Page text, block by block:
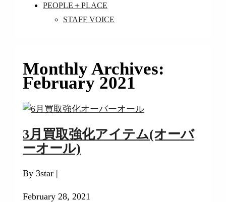
PEOPLE＋PLACE
STAFF VOICE
Monthly Archives:
February 2021
3月買取強化アイテム(オーバ
ーオール)
By 3star |
February 28, 2021